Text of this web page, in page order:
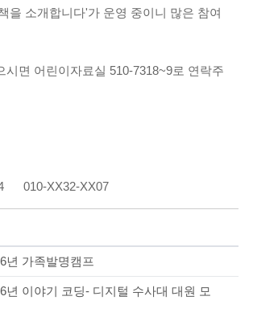
을 소개합니다'가 운영 중이니 많은 참여
시면 어린이자료실 510-7318~9로 연락주
010-XX32-XX07
년 가족발명캠프
년 이야기 코딩- 디지털 수사대 대원 모